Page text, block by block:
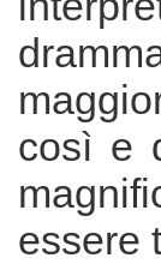
così e
essere